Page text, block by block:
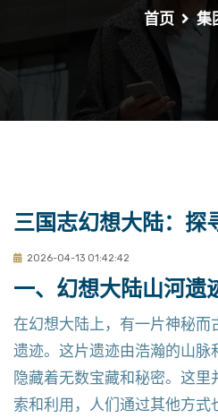
首页 集
三国志幻想大陆：探
2026-04-13 01:42:42
一、幻想大陆山河遗
在幻想大陆上，有一片神秘而
遗迹。这片遗迹由浩瀚的山脉
隐藏着无数宝藏和秘密。这
索和利用，人们通过其他方式